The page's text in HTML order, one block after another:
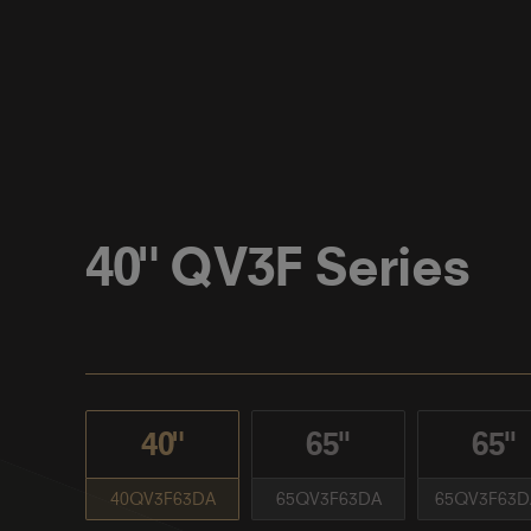
40" QV3F Series
40"
40QV3F63DA
65''
65QV3F63DA
65''